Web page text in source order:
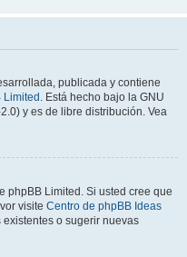
publicada y contiene
Limited. Está hecho bajo la GNU
y es de libre distribución. Vea
phpBB Limited. Si usted cree que
visite Centro de phpBB Ideas
o sugerir nuevas